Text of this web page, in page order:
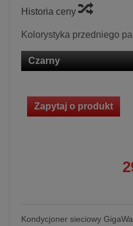
Historia ceny
Kolorystyka przedniego
Czarny
Zapytaj o produkt
Kondycjoner sieciowy